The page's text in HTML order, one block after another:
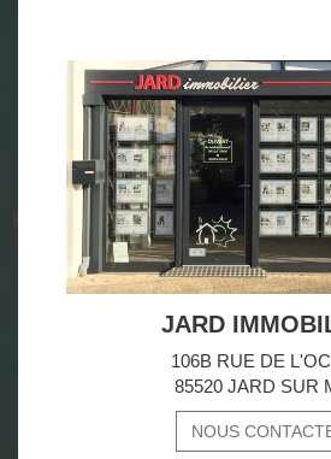
JARD
106B RUE DE
85520 JARD SUR
NOUS